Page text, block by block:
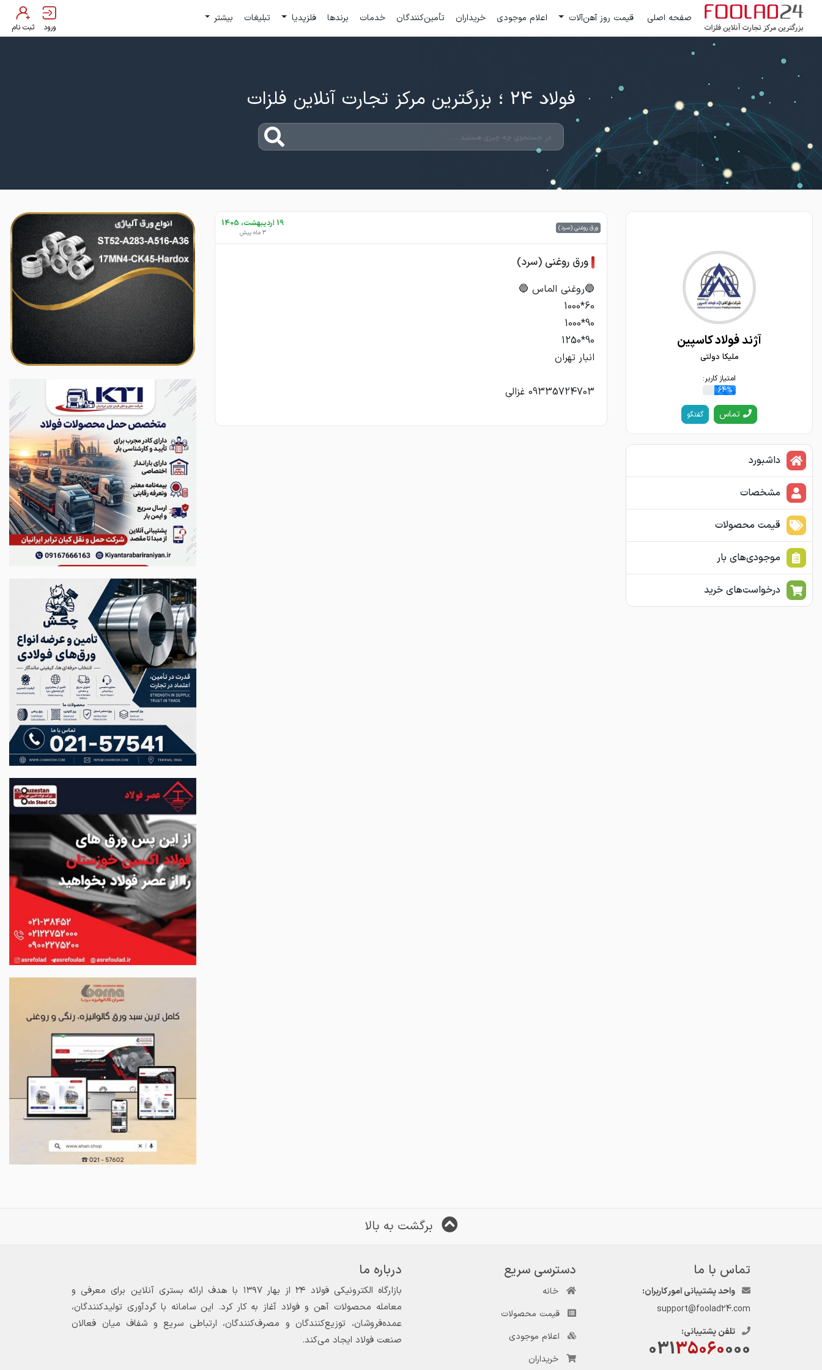
صفحه اصلی قیمت روز آهن‌آلات اعلام موجودی خریداران تأمین‌کنندگان خدمات برندها فلزپدیا تبلیغات بیشتر
ورود ثبت نام
فولاد 24 ؛ بزرگترین مرکز تجارت آنلاین فلزات
آژند فولاد کاسپین
ملیکا دولتی
امتیاز کاربر:
64%
تماس گفتگو
داشبورد
مشخصات
قیمت محصولات
موجودی‌های بار
درخواست‌های خرید
ورق روغنی (سرد) 19 اردیبهشت، 1405
3 ماه پیش
ورق روغنی (سرد)
09335724703 غزالی
برگشت به بالا
تماس با ما
واحد پشتیبانی امور کاربران:
support@foolad24.com
تلفن پشتیبانی:
03135060000
دسترسی سریع
خانه
قیمت محصولات
اعلام موجودی
خریداران
درباره ما
بازارگاه الکترونیکی فولاد ۲۴ از بهار ۱۳۹۷ با هدف ارائه بستری آنلاین برای معرفی و
معامله محصولات آهن و فولاد آغاز به کار کرد. این سامانه با گردآوری تولیدکنندگان،
عمده‌فروشان، توزیع‌کنندگان و مصرف‌کنندگان، ارتباطی سریع و شفاف میان فعالان
صنعت فولاد ایجاد می‌کند.